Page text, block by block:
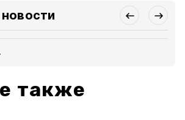
также